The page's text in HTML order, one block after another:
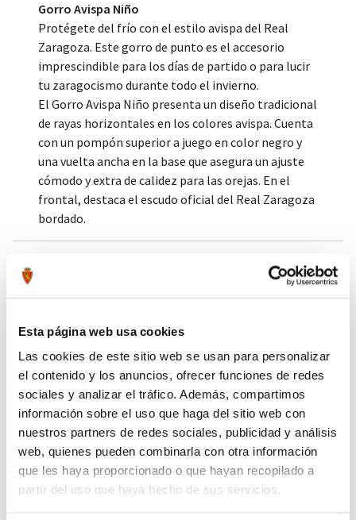
Esta página web usa cookies
Las cookies de este sitio web se usan para personalizar
el contenido y los anuncios, ofrecer funciones de redes
sociales y analizar el tráfico. Además, compartimos
información sobre el uso que haga del sitio web con
nuestros partners de redes sociales, publicidad y análisis
web, quienes pueden combinarla con otra información
que les haya proporcionado o que hayan recopilado a
partir del uso que haya hecho de sus servicios.
Gorro Avispa Niño
Protégete del frío con el estilo avispa del Real
Zaragoza. Este gorro de punto es el accesorio
imprescindible para los días de partido o para lucir
tu zaragocismo durante todo el invierno.
El Gorro Avispa Niño presenta un diseño tradicional
de rayas horizontales en los colores avispa. Cuenta
con un pompón superior a juego en color negro y
una vuelta ancha en la base que asegura un ajuste
cómodo y extra de calidez para las orejas. En el
frontal, destaca el escudo oficial del Real Zaragoza
bordado.
Press to skip carousel
PRODUCTOS RELACIONADOS